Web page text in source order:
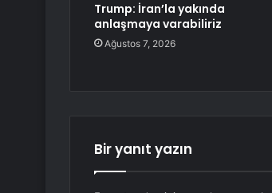
Trump: İran’la yakında
anlaşmaya varabiliriz
Ağustos 7, 2026
Bir yanıt yazın